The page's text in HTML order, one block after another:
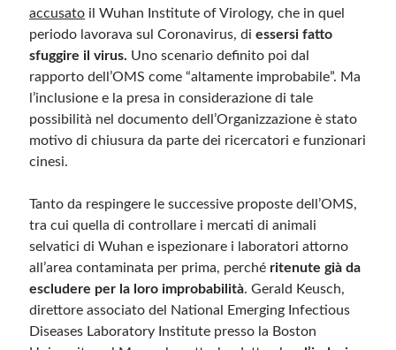
accusato il Wuhan Institute of Virology, che in quel
periodo lavorava sul Coronavirus, diessersi fatto
sfuggire il virus. Uno scenario definito poi dal
rapporto dell’OMS come “altamente improbabile”. Ma
l’inclusione e la presa in considerazione di tale
possibilità nel documento dell’Organizzazione è stato
motivo di chiusura da parte dei ricercatori e funzionari
cinesi.
Tanto da respingere le successive proposte dell’OMS,
tra cui quella di controllare i mercati di animali
selvatici di Wuhan e ispezionare i laboratori attorno
all’area contaminata per prima, perché ritenute già da
escludere per la loro improbabilità. Gerald Keusch,
direttore associato del National Emerging Infectious
Diseases Laboratory Institute presso la Boston